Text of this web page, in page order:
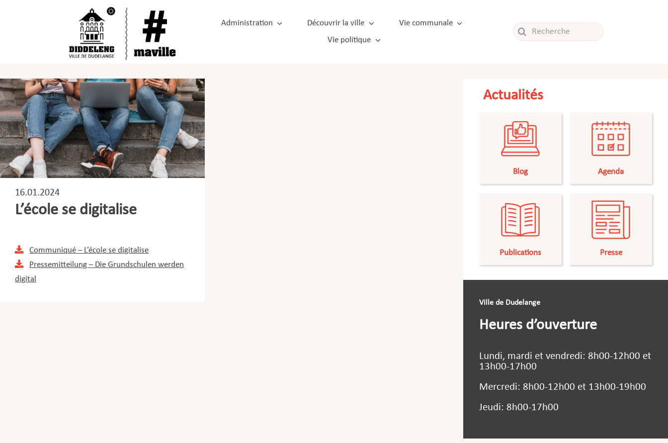
Administration Découvrir la ville
Vie communale
Vie politique
Rechercher:
16.01.2024
L’école se digitalise
Communiqué – L’école se digitalise
Pressemitteilung – Die Grundschulen werden
digital
Actualités
Blog Agenda
Publications Presse
Ville de Dudelange
Heures d’ouverture
Lundi, mardi et vendredi: 8h00-12h00 et
13h00-17h00
Mercredi: 8h00-12h00 et 13h00-19h00
Jeudi: 8h00-17h00